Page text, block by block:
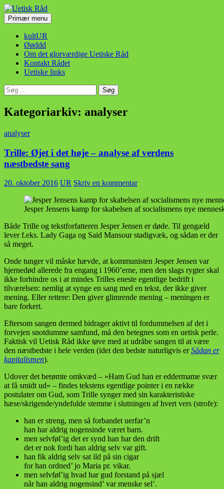
Hop
til
indhold
Uetisk Råd
SøgPrimær menu
kultUR
Øøddd
Om det glorværdige Uetiske Råd
Kontakt Rådet
Uetiske links
Søg
efter:
Kategoriarkiv: analyser
analyser
Trille: Øjet i det høje – analyse af verdens
næstbedste sang
20. oktober 2016 UR Skriv en kommentar
Jesper Jensens kamp for skabelsen af socialismens nye
Både Trille og tekstforfatteren Jesper Jensen er døde. Til gengæld
lever f.eks. Lady Gaga og Said Mansour stadigvæk, og sådan er der
så meget.
Onde tunger vil måske hævde, at kommunisten Jesper Jensen var
hjernedød allerede fra engang i 1960’erne, men den slags rygter skal
ikke forhindre os i at mindes Trilles eneste egentlige bedrift i
tilværelsen: nemlig at synge en sang med en tekst, der ikke giver
mening. Eller rettere: Den giver glimrende mening – meningen er
bare forkert.
Eftersom sangen dermed bidrager aktivt til fordummelsen af det i
forvejen snotdumme samfund, må den betegnes som en uetisk perle.
Faktisk vil Uetisk Råd ikke tøve med at udråbe sangen til at være
den næstbedste i hele verden (idet den bedste naturligvis erSådan er
kapitalismen).
Udover det berømte omkvæd – »Ham Gud han er eddermame svær
at få smidt ud« – findes tekstens egentlige pointer i en række
postulater om Gud, som Trille synger med sin karakteristiske
hæse/skrigende/yndefulde stemme i slutningen af hvert vers (strofe):
han er streng, men så forbandet uerfar’n
han har aldrig nogensinde været barn.
men selvføl’ig det er synd han har den drift
det er nok fordi han aldrig selv var gift.
han fik aldrig selv sat ild på sin cigar
for han ordned’ jo Maria pr. vikar.
men selvføl’ig hvad har gud forstand på sjæl
når han aldrig nogensind’ var menske sel’.